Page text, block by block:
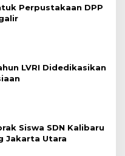
Perpustakaan DPP
LVRI Didedikasikan
Siswa SDN Kalibaru
Jakarta Utara